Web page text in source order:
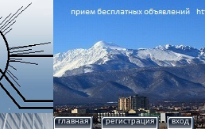
главная регистрация вход